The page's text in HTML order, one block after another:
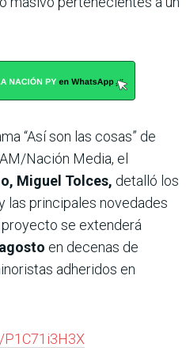
“Así son las cosas” de
Nación Media, el
Miguel Tolces, detalló los
las principales novedades
se extenderá
en decenas de
adheridos en